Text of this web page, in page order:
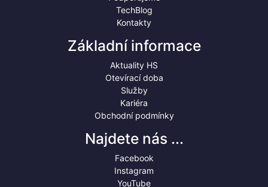
TechBlog
Kontakty
Základní informace
Aktuality HS
Otevírací doba
Služby
Kariéra
Obchodní podmínky
Najdete nás ...
Facebook
Instagram
YouTube